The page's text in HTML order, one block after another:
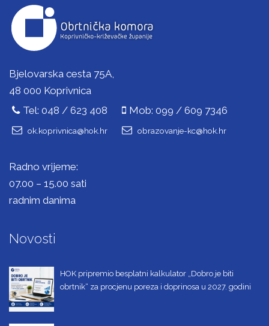
Bjelovarska cesta 75A,
48 000 Koprivnica
Tel: 048 / 623 408
Mob: 099 / 609 7346
ok.koprivnica@hok.hr obrazovanje-kc@hok.hr
Radno vrijeme:
07.00 – 15.00 sati
radnim danima
Novosti
HOK pripremio besplatni kalkulator „Dobro je biti
obrtnik“ za procjenu poreza i doprinosa u 2027. godini